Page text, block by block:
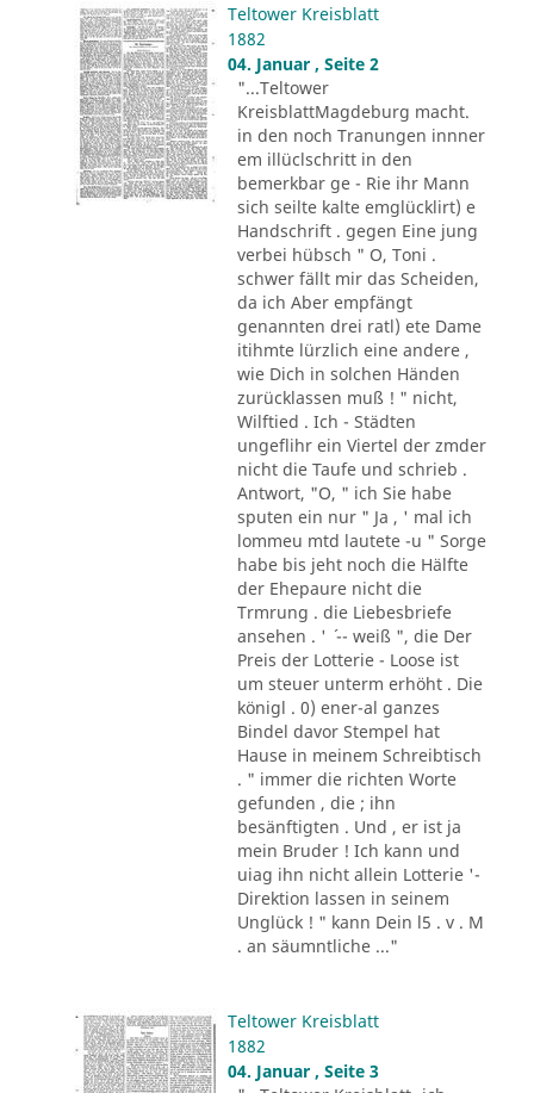
Teltower Kreisblatt
1882
04. Januar , Seite 2
"...Teltower
KreisblattMagdeburg macht.
in den noch Tranungen innner
em illüclschritt in den
bemerkbar ge - Rie ihr Mann
sich seilte kalte emglücklirt) e
Handschrift . gegen Eine jung
verbei hübsch " O, Toni .
schwer fällt mir das Scheiden,
da ich Aber empfängt
genannten drei ratl) ete Dame
itihmte lürzlich eine andere ,
wie Dich in solchen Händen
zurücklassen muß ! " nicht,
Wilftied . Ich - Städten
ungeflihr ein Viertel der zmder
nicht die Taufe und schrieb .
Antwort, "O, " ich Sie habe
sputen ein nur " Ja , ' mal ich
lommeu mtd lautete -u " Sorge
habe bis jeht noch die Hälfte
der Ehepaure nicht die
Trmrung . die Liebesbriefe
ansehen . ' ´ -- weiß ", die Der
Preis der Lotterie - Loose ist
um steuer unterm erhöht . Die
königl . 0) ener-al ganzes
Bindel davor Stempel hat
Hause in meinem Schreibtisch
. " immer die richten Worte
gefunden , die ; ihn
besänftigten . Und , er ist ja
mein Bruder ! Ich kann und
uiag ihn nicht allein Lotterie '-
Direktion lassen in seinem
Unglück ! " kann Dein l5 . v . M
. an säumntliche ..."
Teltower Kreisblatt
1882
04. Januar , Seite 3